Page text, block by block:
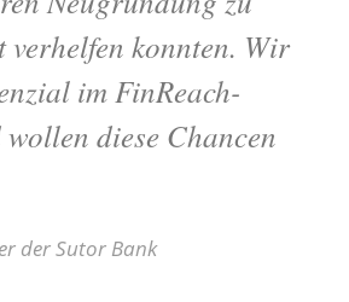
verhelfen konnten. Wir
im FinReach-
diese Chancen
der Sutor Bank